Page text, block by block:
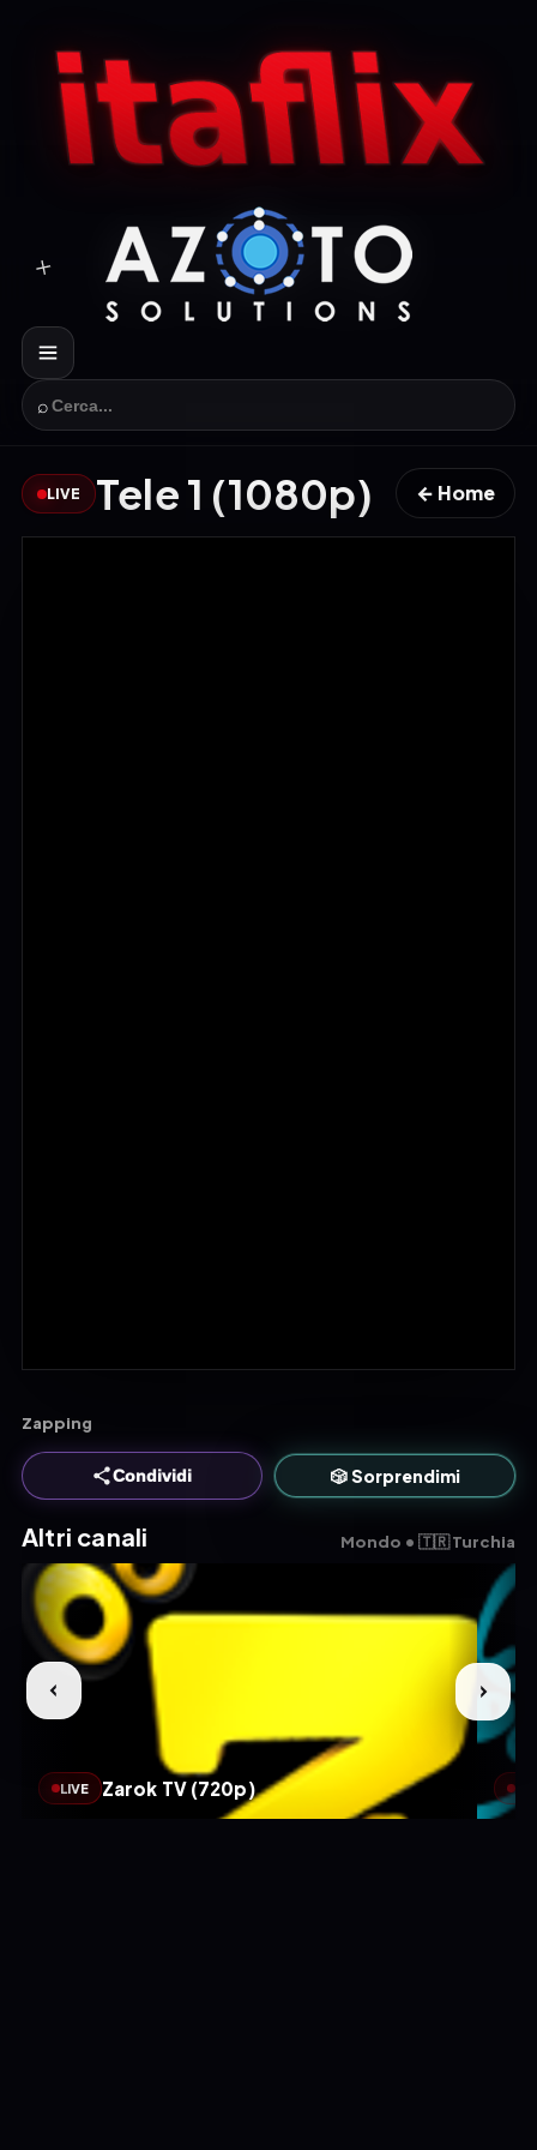
⌕
LIVE Tele 1 (1080p) ← Home
Zapping
Condividi 🎲 Sorprendimi
Altri canali Mondo • 🇹🇷 Turchia
LIVE Zarok TV (720p)